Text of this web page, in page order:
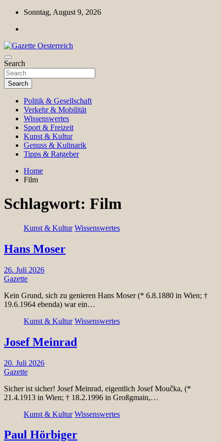
Skip
content
Sonntag, August 9, 2026
Gazette Oesterreich
Magazin für Freizeit, Politik, Kultur & Wissenschaft
Search
Search
Politik & Gesellschaft
Verkehr & Mobilität
Wissenswertes
Sport & Freizeit
Kunst & Kultur
Genuss & Kulinarik
Tipps & Ratgeber
Home
Film
Schlagwort: Film
Kunst & Kultur Wissenswertes
Hans Moser
26. Juli 2026
Gazette
Kein Grund, sich zu genieren Hans Moser (* 6.8.1880 in Wien; †
19.6.1964 ebenda) war ein…
Kunst & Kultur Wissenswertes
Josef Meinrad
20. Juli 2026
Gazette
Sicher ist sicher! Josef Meinrad, eigentlich Josef Moučka, (*
21.4.1913 in Wien; † 18.2.1996 in Großgmain,…
Kunst & Kultur Wissenswertes
Paul Hörbiger